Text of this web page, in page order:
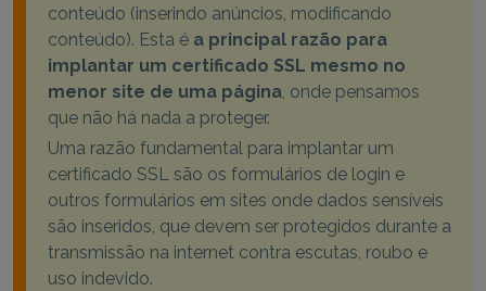
conteúdo (inserindo anúncios, modificando
conteúdo). Esta é a principal razão para
implantar um certificado SSL mesmo no
menor site de uma página, onde pensamos
que não há nada a proteger.
Uma razão fundamental para implantar um
certificado SSL são os formulários de login e
outros formulários em sites onde dados sensíveis
são inseridos, que devem ser protegidos durante a
transmissão na internet contra escutas, roubo e
uso indevido.